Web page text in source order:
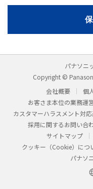
パナソニ
Copyright ©
会社概要
個
お客さま本位の業務運
カスタマーハラスメント対
採用に関するお問い合
サイトマップ
クッキー（Cookie）につ
パナソ